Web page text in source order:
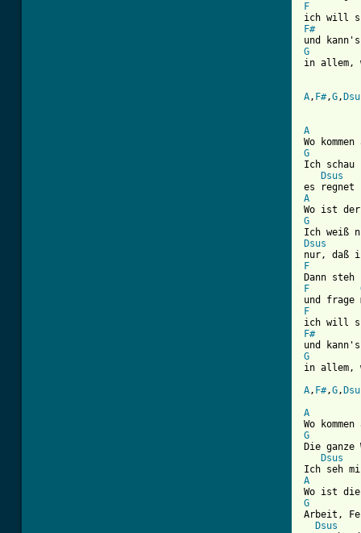
F
F#
G
in allem,
A, F#,G,
A
G
Ich schau
Dsus
A
G
Dsus
F
F
F
F#
G
in allem,
A, F#,G,
A
G
Die
Dsus
A
G
Arbeit,
Dsus